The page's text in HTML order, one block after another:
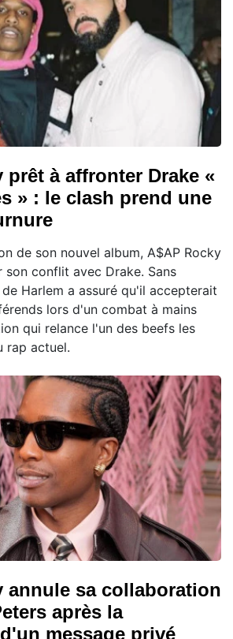
prêt à affronter Drake «
» : le clash prend une
de son nouvel album, A$AP Rocky
son conflit avec Drake. Sans
Harlem a assuré qu'il accepterait
lors d'un combat à mains
qui relance l'un des beefs les
rap actuel.
annule sa collaboration
après la
message privé